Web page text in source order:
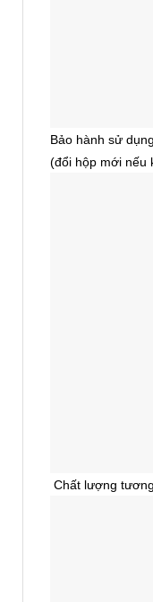
Bảo hành sử
(đổi hộp mới nếu
Chất lượng